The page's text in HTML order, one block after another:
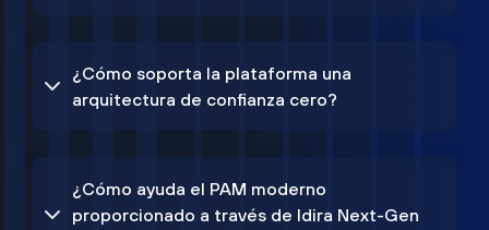
¿Cómo soporta la plataforma una
arquitectura de confianza cero?
¿Cómo ayuda el PAM moderno
proporcionado a través de Idira Next-Gen